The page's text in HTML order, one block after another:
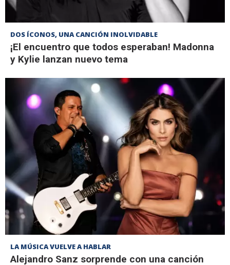
DOS ÍCONOS, UNA CANCIÓN INOLVIDABLE
¡El encuentro que todos esperaban! Madonna
y Kylie lanzan nuevo tema
LA MÚSICA VUELVE A HABLAR
Alejandro Sanz sorprende con una canción